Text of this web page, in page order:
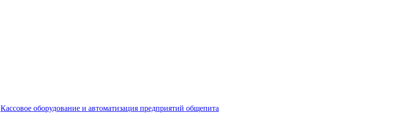
Кассовое оборудование и автоматизация предприятий общепита